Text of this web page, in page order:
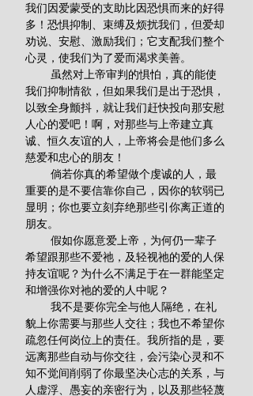
我们因爱蒙受的支助比因恐惧而来的好得
多！恐惧抑制、束缚及烦扰我们，但爱却
劝说、安慰、激励我们；它支配我们整个
心灵，使我们为了爱而渴求美善。
我们抑制情欲，但如果我们是出于恐惧，
以致全身颤抖，就让我们赶快投向那安慰
人心的爱吧！啊，对那些与上帝建立真
诚、恒久友谊的人，上帝将会是他们多么
慈爱和忠心的朋友！
重要的是不要信靠你自己，因你的软弱已
显明；你也要立刻弃绝那些引你离正道的
朋友。
希望跟那些不爱祂，及轻视祂的爱的人保
持友谊呢？为什么不满足于在一群能坚定
和增强你对祂的爱的人中呢？
貌上你需要与那些人交往；我也不希望你
疏忽任何岗位上的责任。我所指的是，要
远离那些自动与你交往，会污染心灵和不
知不觉间削弱了你最坚决心志的关系，与
人虚浮、愚妄的亲密行为，以及那些轻蔑